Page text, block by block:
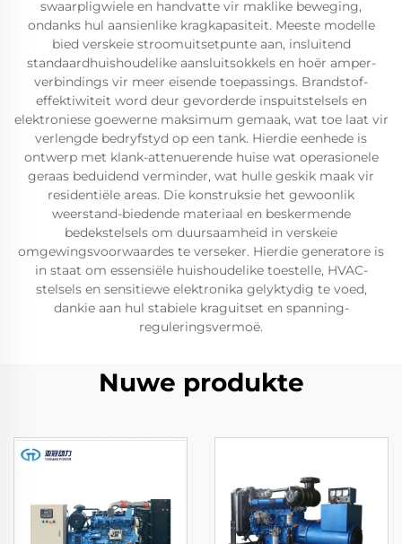
swaarpligwiele en handvatte vir maklike beweging,
ondanks hul aansienlike kragkapasiteit. Meeste modelle
bied verskeie stroomuitsetpunte aan, insluitend
standaardhuishoudelike aansluitsokkels en hoër amper-
verbindings vir meer eisende toepassings. Brandstof-
effektiwiteit word deur gevorderde inspuitstelsels en
elektroniese goewerne maksimum gemaak, wat toe laat vir
verlengde bedryfstyd op een tank. Hierdie eenhede is
ontwerp met klank-attenuerende huise wat operasionele
geraas beduidend verminder, wat hulle geskik maak vir
residentiële areas. Die konstruksie het gewoonlik
weerstand-biedende materiaal en beskermende
bedekstelsels om duursaamheid in verskeie
omgewingsvoorwaardes te verseker. Hierdie generatore is
in staat om essensiële huishoudelike toestelle, HVAC-
stelsels en sensitiewe elektronika gelyktydig te voed,
dankie aan hul stabiele kraguitset en spanning-
reguleringsvermoë.
Nuwe produkte